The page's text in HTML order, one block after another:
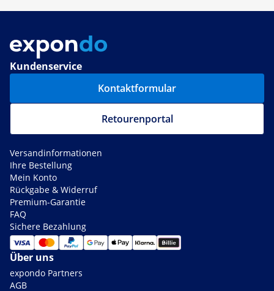
Kundenservice
Kontaktformular
Retourenportal
Versandinformationen
Ihre Bestellung
Mein Konto
Rückgabe & Widerruf
Premium-Garantie
FAQ
Sichere Bezahlung
Über uns
expondo Partners
AGB